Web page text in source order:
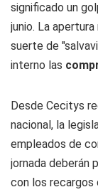
significado un
junio. La
suerte de
interno las
Desde Cecitys
nacional, la
empleados de
jornada deberán
con los recargos